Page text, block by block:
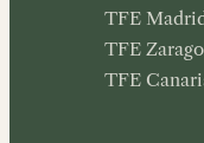
TFE
TFE
TFE